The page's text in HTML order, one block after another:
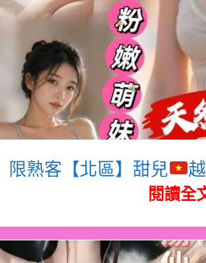
限熟客【北區】甜兒
閱讀全